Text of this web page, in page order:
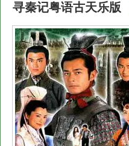
寻秦记粤语古天乐版